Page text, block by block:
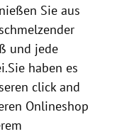
Sie aus
und jede
haben es
click and
Onlineshop